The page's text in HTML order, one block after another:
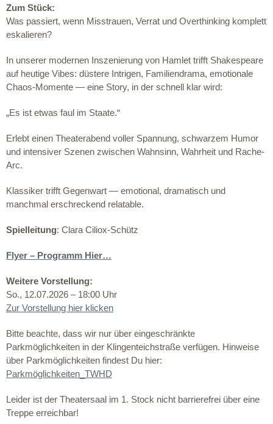
Zum Stück:
Was passiert, wenn Misstrauen, Verrat und Overthinking komplett
eskalieren?
In unserer modernen Inszenierung von Hamlet trifft Shakespeare
auf heutige Vibes: düstere Intrigen, Familiendrama, emotionale
Chaos-Momente — eine Story, in der schnell klar wird:
„Es ist etwas faul im Staate.“
Erlebt einen Theaterabend voller Spannung, schwarzem Humor
und intensiver Szenen zwischen Wahnsinn, Wahrheit und Rache-
Arc.
Klassiker trifft Gegenwart — emotional, dramatisch und
manchmal erschreckend relatable.
Spielleitung: Clara Ciliox-Schütz
Flyer – Programm Hier…
Weitere Vorstellung:
So., 12.07.2026 – 18:00 Uhr
Zur Vorstellung hier klicken
Bitte beachte, dass wir nur über eingeschränkte
Parkmöglichkeiten in der Klingenteichstraße verfügen. Hinweise
über Parkmöglichkeiten findest Du hier:
Parkmöglichkeiten_TWHD
Leider ist der Theatersaal im 1. Stock nicht barrierefrei über eine
Treppe erreichbar!